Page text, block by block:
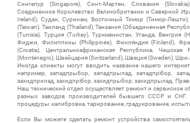
Сингапур (Singapore), Синт-Мартен, Словакия
Соединенное Королевство Великобритании и Северной
Ireland), Судан, Суринам, Восточный Тимор (Тимор-
(Taiwan), Таиланд (Thailand), Танзания (Объединенная
(Tunisia), Турция (Turkey), Туркменистан, Уганда, Венгрия
Фиджи, Филиппины (Philippines), Финляндия (Finland),
(Croatia), Центральноафриканская Республика,
(Montenegro), Швейцария (Switzerland), Швеция (Sweden), Шри-
Иногда клиенты могут вводить название нашего
например, западпрыбор, западпрылад, западпрібор,
захидприлад, захидпрібор, захидпрыбор, захидпрылад.
Наш технический отдел осуществляет ремонт и сервисное
разных заводов производителей бывшего СССР и СНГ.
процедуры: калибровка, тарирование, градуирование,
Если Вы можете сделать ремонт устройства